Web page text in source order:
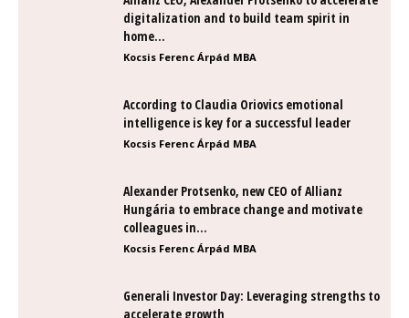
digitalization and to build team spirit in
home...
Kocsis Ferenc Árpád MBA
According to Claudia Oriovics emotional
intelligence is key for a successful leader
Kocsis Ferenc Árpád MBA
Alexander Protsenko, new CEO of Allianz
Hungária to embrace change and motivate
colleagues in...
Kocsis Ferenc Árpád MBA
Generali Investor Day: Leveraging strengths to
accelerate growth